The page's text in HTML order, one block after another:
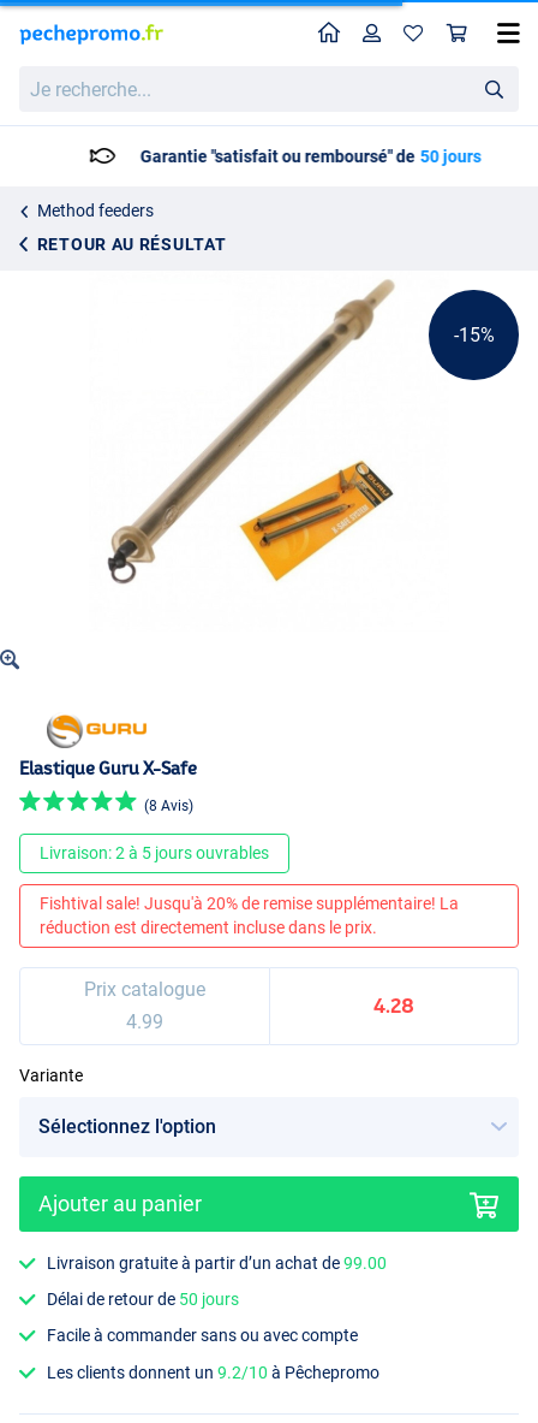
recherche...
HomeProfil
Garantie "satisfait ou remboursé" de 50 jours
Method feeders
RETOUR AU RÉSULTAT
Elastique Guru X-Safe
-15%
Elastique Guru X-Safe
(8 Avis)
Livraison: 2 à 5 jours ouvrables
Fishtival sale! Jusqu'à 20% de remise supplémentaire! La
réduction est directement incluse dans le prix.
Prix catalogue
4.99
4.28
Variante
Ajouter au panier
Livraison gratuite à partir d’un achat de99.00
Délai de retour de 50 jours
Facile à commander sans ou avec compte
Les clients donnent un9.2/10 à Pêchepromo